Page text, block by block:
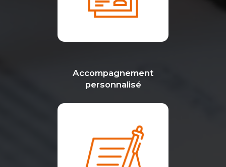
Accompagnement
personnalisé